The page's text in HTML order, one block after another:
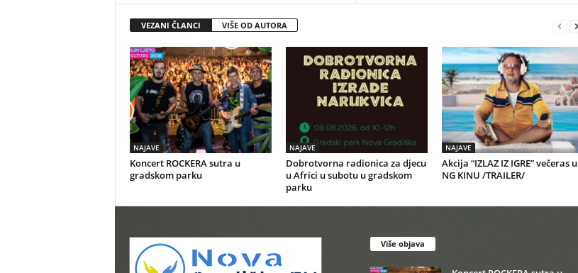
VEZANI ČLANCI VIŠE OD AUTORA
NAJAVE
Koncert ROCKERA sutra u
gradskom parku
NAJAVE
Dobrotvorna radionica za djecu
u Africi u subotu u gradskom
parku
NAJAVE
Akcija “IZLAZ IZ IGRE” večeras u
NG KINU /TRAILER/
Više objava